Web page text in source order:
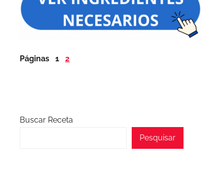
Páginas 1 2
Buscar Receta
Pesquisar